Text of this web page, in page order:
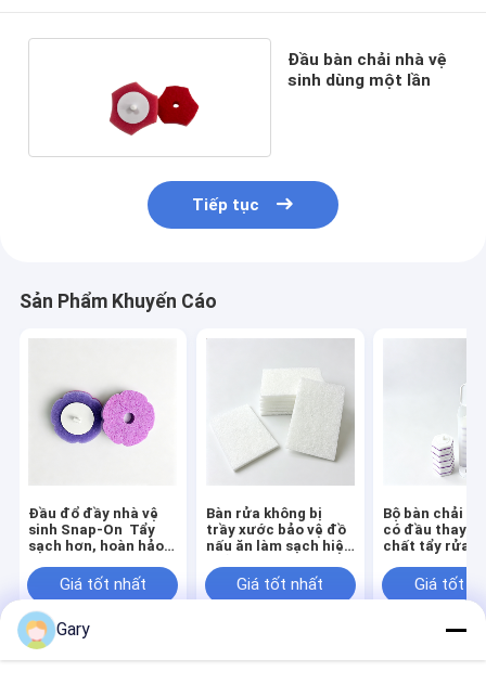
Đầu bàn chải nhà vệ
sinh dùng một lần
Tiếp tục
Sản Phẩm Khuyến Cáo
Đầu đổ đầy nhà vệ
sinh Snap-On ️ Tẩy
sạch hơn, hoàn hảo
vệ sinh nhà vệ sinh
hàng ngày
Giá tốt nhất
Bàn rửa không bị
trầy xước bảo vệ đồ
nấu ăn làm sạch hiệu
Giá tốt nhất
Bộ bàn chải
có đầu thay
chất tẩy rửa
Giá tốt
Nhà
Về chúng
Liên hệ với chúng
Desktop
Gary